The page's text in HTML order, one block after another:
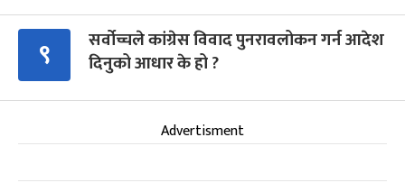
९
सर्वोच्चले कांग्रेस विवाद पुनरावलोकन गर्न आदेश
दिनुको आधार के हो ?
Advertisment